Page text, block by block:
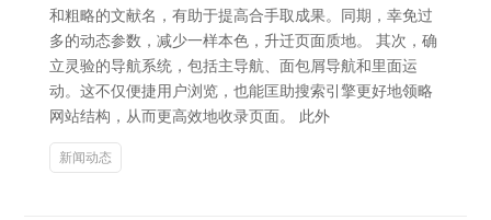
和粗略的文献名，有助于提高合手取成果。同期，幸免过
多的动态参数，减少一样本色，升迁页面质地。 其次，确
立灵验的导航系统，包括主导航、面包屑导航和里面运
动。这不仅便捷用户浏览，也能匡助搜索引擎更好地领略
网站结构，从而更高效地收录页面。 此外
新闻动态